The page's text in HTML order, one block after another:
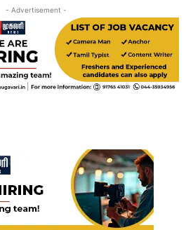
- Advertisement -